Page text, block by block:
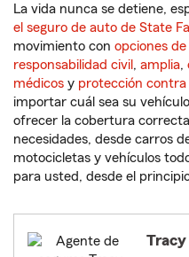
La vida nunca se detiene,
el seguro de auto de State
movimiento con opciones
responsabilidad civil , amplia,
médicos y protección
importar cuál sea su
ofrecer la cobertura
necesidades, desde carros
motocicletas y vehículos
para usted, desde el
Tracy